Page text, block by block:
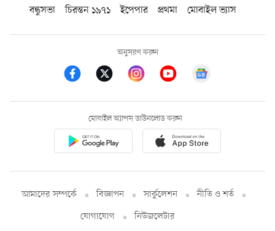
বন্ধুসভা
চিরন্তন ১৯৭১ ইপেপার প্রথমা মোবাইল ভ্যাস
অনুসরণ করুন
মোবাইল অ্যাপস ডাউনলোড করুন
আমাদের সম্পর্কে বিজ্ঞাপন সার্কুলেশন
নীতি ও শর্ত
যোগাযোগ
নিউজলেটার